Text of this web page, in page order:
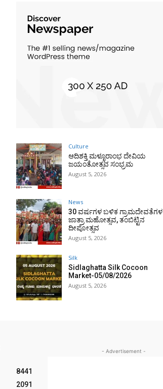
Culture
ಆದಿಶಕ್ತಿ ಮಳ್ಳೂರಾಂಭ ದೇವಿಯ
ಜಯಂತೋತ್ಸವ ಸಂಭ್ರಮ
August 5, 2026
News
30 ವರ್ಷಗಳ ಬಳಿಕ ಗ್ರಾಮದೇವತೆಗಳ
ಜಾತ್ರಾ ಮಹೋತ್ಸವ, ತಂಬಿಟ್ಟಿನ
ದೀಪೋತ್ಸವ
August 5, 2026
Silk
Sidlaghatta Silk Cocoon
Market-05/08/2026
August 5, 2026
8441
2091
- Advertisement -